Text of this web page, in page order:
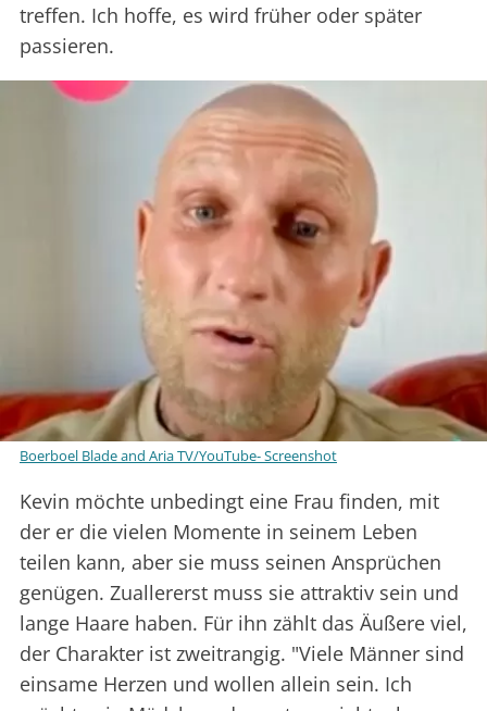
treffen. Ich hoffe, es wird früher oder später
passieren.
Boerboel Blade and Aria TV/YouTube- Screenshot
Kevin möchte unbedingt eine Frau finden, mit
der er die vielen Momente in seinem Leben
teilen kann, aber sie muss seinen Ansprüchen
genügen. Zuallererst muss sie attraktiv sein und
lange Haare haben. Für ihn zählt das Äußere viel,
der Charakter ist zweitrangig. "Viele Männer sind
einsame Herzen und wollen allein sein. Ich